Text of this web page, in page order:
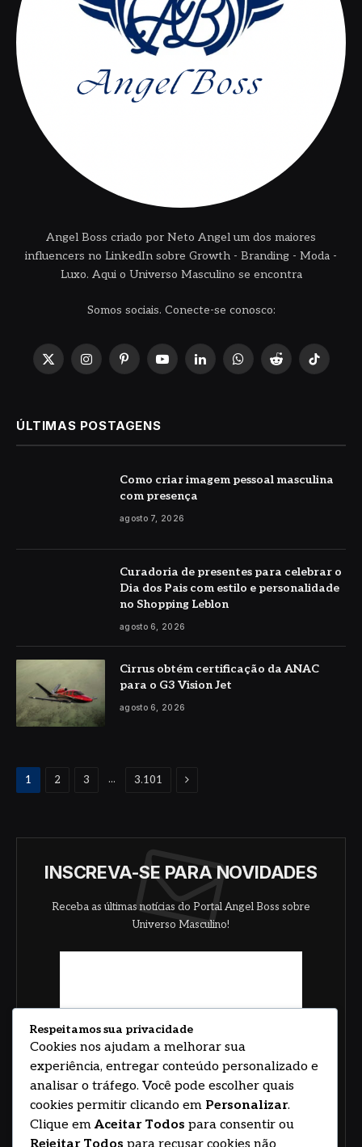
Angel Boss criado por Neto Angel um dos maiores
influencers no LinkedIn sobre Growth - Branding - Moda -
Luxo. Aqui o Universo Masculino se encontra
Somos sociais. Conecte-se conosco:
X
InstagramPinterestYouTubeLinkedInWhatsApp
Reddit TikTok
ÚLTIMAS POSTAGENS
Como criar imagem pessoal masculina
com presença
agosto 7, 2026
Curadoria de presentes para celebrar o
Dia dos Pais com estilo e personalidade
no Shopping Leblon
agosto 6, 2026
Cirrus obtém certificação da ANAC
para o G3 Vision Jet
agosto 6, 2026
1 2 3 ... 3.101 Proximo
INSCREVA-SE PARA NOVIDADES
Receba as últimas notícias do Portal Angel Boss sobre
Universo Masculino!
Respeitamos sua privacidade
Cookies nos ajudam a melhorar sua
experiência, entregar conteúdo personalizado e
analisar o tráfego. Você pode escolher quais
cookies permitir clicando em Personalizar.
Clique em Aceitar Todos para consentir ou